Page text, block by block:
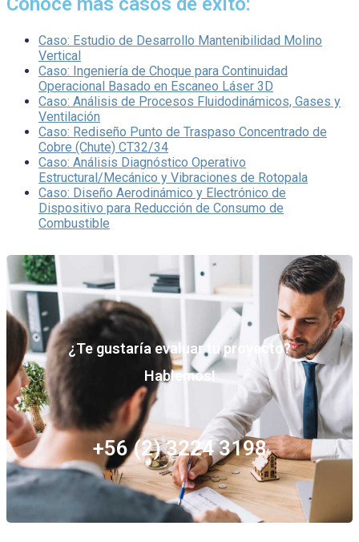
Caso: Estudio de Desarrollo Mantenibilidad Molino
Vertical
Caso: Ingeniería de Choque para Continuidad
Operacional Basado en Escaneo Láser 3D
Caso: Análisis de Procesos Fluidodinámicos, Gases y
Ventilación
Caso: Rediseño Punto de Traspaso Concentrado de
Cobre (Chute) CT32/34
Caso: Análisis Diagnóstico Operativo
Estructural/Mecánico y Vibraciones de Rotopala
Caso: Diseño Aerodinámico y Electrónico de
Dispositivo para Reducción de Consumo de
Combustible
¿Te gustaría evaluar tu proyecto?
Hablemos!
+56 (2) 3224 3198